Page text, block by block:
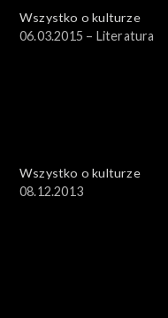
Wszystko o kulturze
06.03.2015 – Literatura
Wszystko o kulturze
08.12.2013